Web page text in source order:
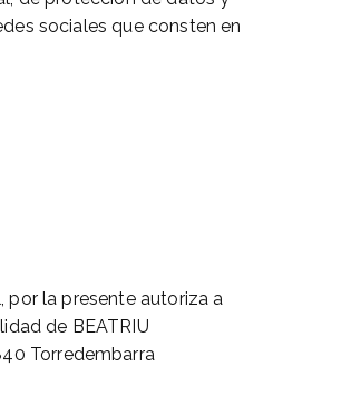
sociales que consten en
la presente autoriza a
de BEATRIU
Torredembarra